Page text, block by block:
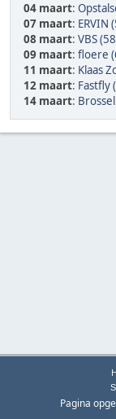
04 maart:
07 maart: ERVIN
08 maart: VBS
09 maart: floere
11 maart: Klaas
12 maart: Fastfly
14 maart:
Pagina